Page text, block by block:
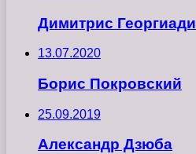
Димитрис
13.07.2020
Борис Покровский
25.09.2019
Александр Дзюба